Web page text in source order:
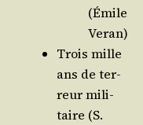
(Émile
Veran)
Trois mille
ans de ter­
reur mili­
taire (S.